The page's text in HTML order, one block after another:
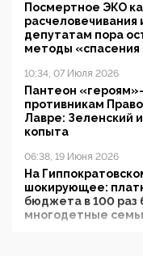
Посмертное ЭКО
расчеловечивания
депутатам пора
методы
10:34, 07 Июля 2026
Пантеон
противникам
Лавре: Зеленский
копыта
06:38, 19 Июня 2026
На
шокирующее:
бюджета в 100 раз
многодетные